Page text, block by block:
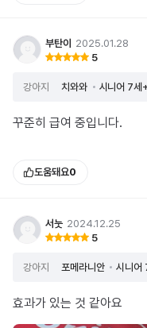
부탄이
2025.01.28
5
강아지 치와와 시니어 7세+
꾸준히 급여 중입니다.
도움돼요0
서눗 2024.12.25
5
강아지 포메라니안 시니어
효과가 있는 것 같아요